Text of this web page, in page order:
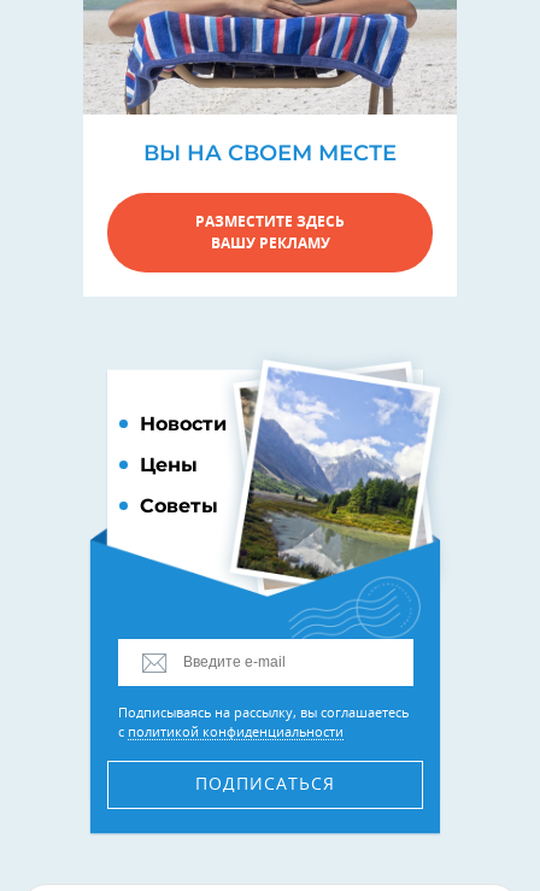
ВЫ НА СВОЕМ МЕСТЕ
РАЗМЕСТИТЕ ЗДЕСЬ
ВАШУ РЕКЛАМУ
Новости
Цены
Советы
Подписываясь на рассылку, вы соглашаетесь
с политикой конфиденциальности
ПОДПИСАТЬСЯ